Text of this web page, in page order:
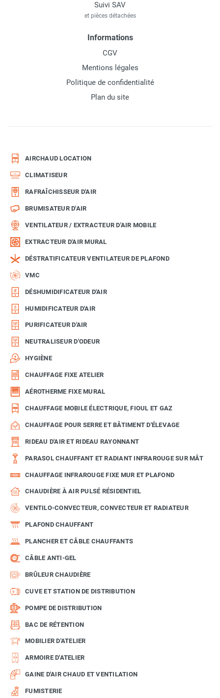
Suivi SAV
et pièces détachées
Informations
CGV
Mentions légales
Politique de confidentialité
Plan du site
AIRCHAUD LOCATION
CLIMATISEUR
RAFRAÎCHISSEUR D'AIR
BRUMISATEUR D'AIR
VENTILATEUR / EXTRACTEUR D'AIR MOBILE
EXTRACTEUR D'AIR MURAL
DÉSTRATIFICATEUR VENTILATEUR DE PLAFOND
VMC
DÉSHUMIDIFICATEUR D'AIR
HUMIDIFICATEUR D'AIR
PURIFICATEUR D'AIR
NEUTRALISEUR D'ODEUR
HYGIÈNE
CHAUFFAGE FIXE ATELIER
AÉROTHERME FIXE MURAL
CHAUFFAGE MOBILE ÉLECTRIQUE, FIOUL ET GAZ
CHAUFFAGE POUR SERRE ET BÂTIMENT D'ÉLEVAGE
RIDEAU D'AIR ET RIDEAU RAYONNANT
PARASOL CHAUFFANT ET RADIANT INFRAROUGE SUR MÂT
CHAUFFAGE INFRAROUGE FIXE MUR ET PLAFOND
CHAUDIÈRE À AIR PULSÉ RÉSIDENTIEL
VENTILO-CONVECTEUR, CONVECTEUR ET RADIATEUR
PLAFOND CHAUFFANT
PLANCHER ET CÂBLE CHAUFFANTS
CÂBLE ANTI-GEL
BRÛLEUR CHAUDIÈRE
CUVE ET STATION DE DISTRIBUTION
POMPE DE DISTRIBUTION
BAC DE RÉTENTION
MOBILIER D'ATELIER
ARMOIRE D'ATELIER
GAINE D'AIR CHAUD ET VENTILATION
FUMISTERIE